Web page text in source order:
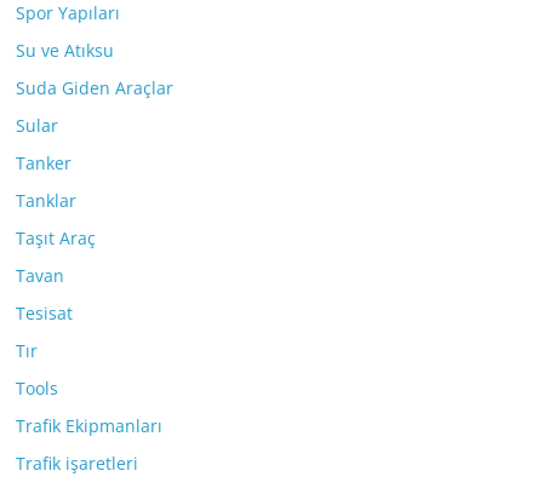
Spor Yapıları
Su ve Atıksu
Suda Giden Araçlar
Sular
Tanker
Tanklar
Taşıt Araç
Tavan
Tesisat
Tır
Tools
Trafik Ekipmanları
Trafik işaretleri